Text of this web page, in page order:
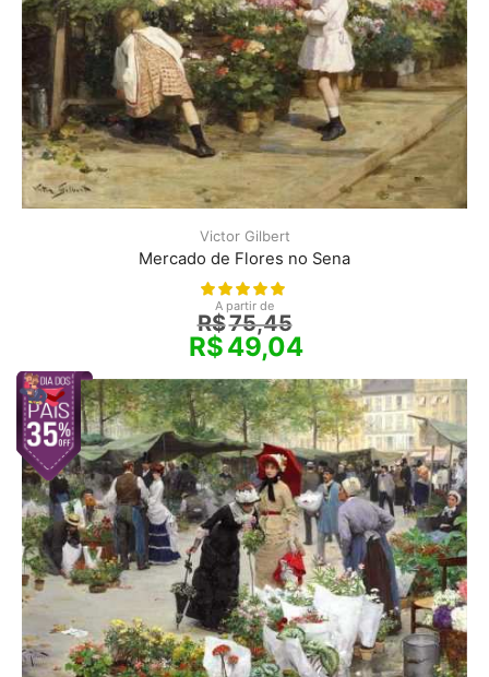
Victor Gilbert
Mercado de Flores no Sena
A partir de
R$75,45
R$49,04